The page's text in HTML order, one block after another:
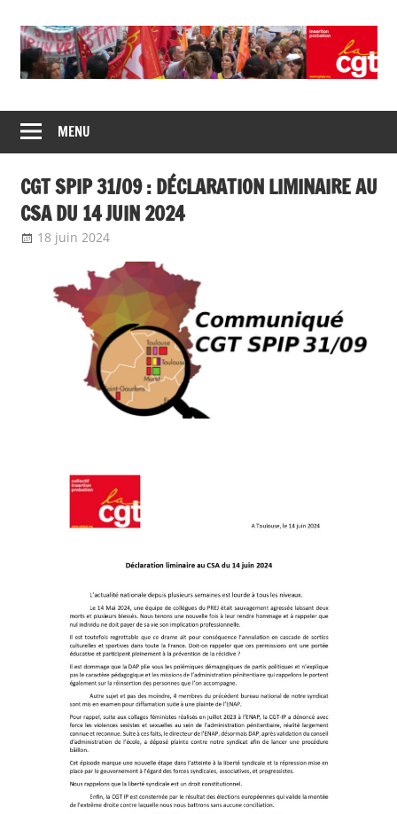
CGT
insertion
probation
de
syndicats
CGT
insertion
probation
MENU
CGT SPIP 31/09 : DÉCLARATION LIMINAIRE AU
CSA DU 14 JUIN 2024
18 juin 2024